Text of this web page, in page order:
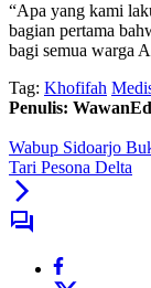
“Apa yang kami
bagian pertama
bagi semua warga
Tag: Khofifah
Penulis: Wawan
Wabup Sidoarjo
Tari Pesona Delta